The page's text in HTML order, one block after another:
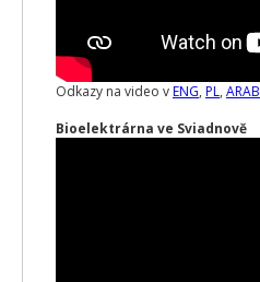
Odkazy na video vENG, PL, ARAB
Bioelektrárna ve Sviadnově